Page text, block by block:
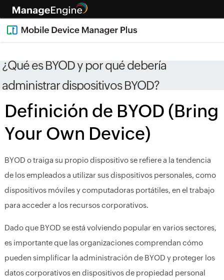
¿Qué es BYOD y por qué debería
administrar dispositivos BYOD?
Definición de BYOD (Bring
Your Own Device)
BYOD o traiga su propio dispositivo se refiere a la tendencia
de los empleados a utilizar sus dispositivos personales, como
dispositivos móviles y computadoras portátiles, en el trabajo
para acceder a los recursos corporativos.
Dado que BYOD se está volviendo popular en varios sectores,
es importante que las organizaciones comprendan cómo
pueden simplificar la administración de BYOD y proteger los
datos corporativos en dispositivos de propiedad personal